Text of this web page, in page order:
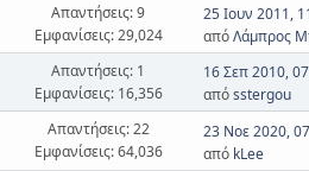
Απαντήσεις: 9
Εμφανίσεις: 29,024
25 Ιουν 2011,
απόΛάμπρος
Απαντήσεις: 1
Εμφανίσεις: 16,356
16 Σεπ 2010,
απόsstergou
Απαντήσεις: 22
Εμφανίσεις: 64,036
23 Νοε 2020,
από kLee